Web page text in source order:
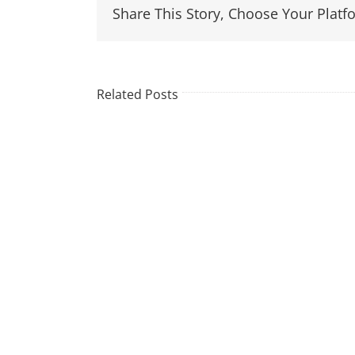
Share This Story, Choose Your
Related Posts